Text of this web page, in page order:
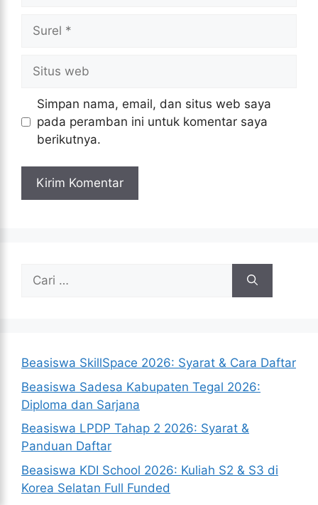
web
Simpan nama, email, dan situs web saya
pada peramban ini untuk komentar saya
berikutnya.
Cari
Beasiswa SkillSpace 2026: Syarat & Cara Daftar
Beasiswa Sadesa Kabupaten Tegal 2026:
Diploma dan Sarjana
Beasiswa LPDP Tahap 2 2026: Syarat &
Panduan Daftar
Beasiswa KDI School 2026: Kuliah S2 & S3 di
Korea Selatan Full Funded